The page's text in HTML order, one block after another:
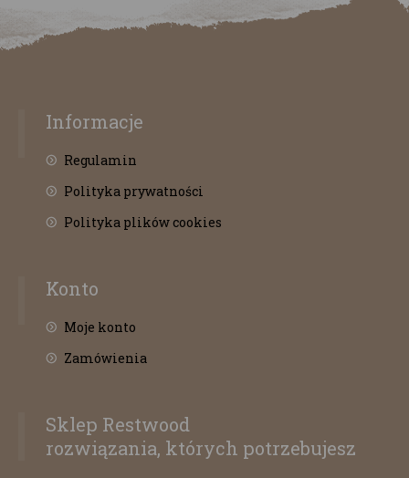
Informacje
Regulamin
Polityka prywatności
Polityka plików cookies
Konto
Moje konto
Zamówienia
Sklep Restwood
rozwiązania, których potrzebujesz